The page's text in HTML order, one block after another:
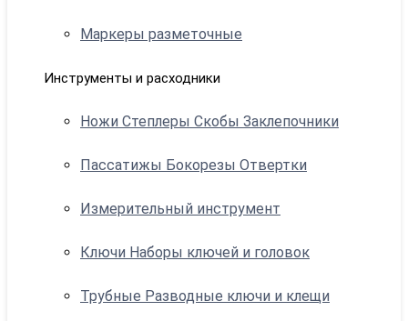
Маркеры разметочные
Инструменты и расходники
Ножи Степлеры Скобы Заклепочники
Пассатижы Бокорезы Отвертки
Измерительный инструмент
Ключи Наборы ключей и головок
Трубные Разводные ключи и клещи